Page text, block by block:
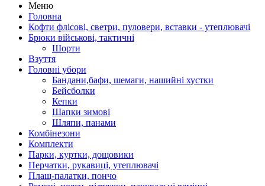
Меню
Головна
Кофти флісові, светри, пуловери, вставки - утеплювачі
Брюки військові, тактичні
Шорти
Взуття
Головні убори
Бандани,бафи, шемаги, нашийні хустки
Бейсболки
Кепки
Шапки зимові
Шляпи, панами
Комбінезони
Комплекти
Парки, куртки, дощовики
Перчатки, рукавиці, утеплювачі
Плащ-палатки, пончо